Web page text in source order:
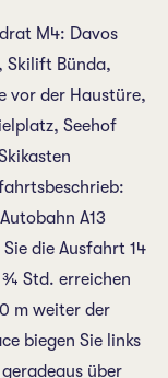
M4: Davos
Skilift Bünda,
vor der Haustüre,
Seehof
A13
die Ausfahrt 14
Std. erreichen
m weiter der
biegen Sie links
über